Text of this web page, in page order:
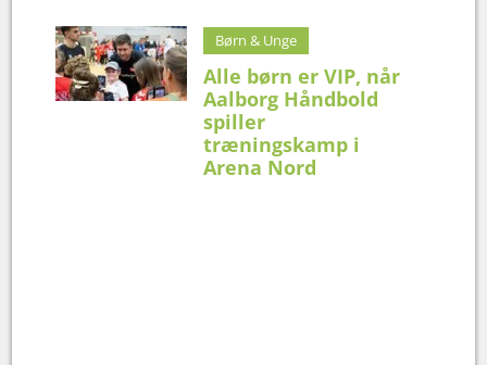
Børn & Unge
Alle børn er VIP, når
Aalborg Håndbold
spiller
træningskamp i
Arena Nord